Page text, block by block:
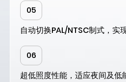
05
自动切换PAL/NTSC制式，实
06
超低照度性能，适应夜间及低